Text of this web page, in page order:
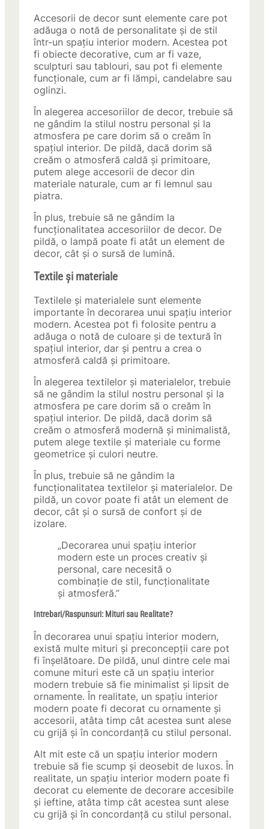
Accesorii de decor sunt elemente care pot
adăuga o notă de personalitate și de stil
într-un spațiu interior modern. Acestea pot
fi obiecte decorative, cum ar fi vaze,
sculpturi sau tablouri, sau pot fi elemente
funcționale, cum ar fi lămpi, candelabre sau
oglinzi.
În alegerea accesoriilor de decor, trebuie să
ne gândim la stilul nostru personal și la
atmosfera pe care dorim să o creăm în
spațiul interior. De pildă, dacă dorim să
creăm o atmosferă caldă și primitoare,
putem alege accesorii de decor din
materiale naturale, cum ar fi lemnul sau
piatra.
În plus, trebuie să ne gândim la
funcționalitatea accesoriilor de decor. De
pildă, o lampă poate fi atât un element de
decor, cât și o sursă de lumină.
Textile și materiale
Textilele și materialele sunt elemente
importante în decorarea unui spațiu interior
modern. Acestea pot fi folosite pentru a
adăuga o notă de culoare și de textură în
spațiul interior, dar și pentru a crea o
atmosferă caldă și primitoare.
În alegerea textilelor și materialelor, trebuie
să ne gândim la stilul nostru personal și la
atmosfera pe care dorim să o creăm în
spațiul interior. De pildă, dacă dorim să
creăm o atmosferă modernă și minimalistă,
putem alege textile și materiale cu forme
geometrice și culori neutre.
În plus, trebuie să ne gândim la
funcționalitatea textilelor și materialelor. De
pildă, un covor poate fi atât un element de
decor, cât și o sursă de confort și de
izolare.
„Decorarea unui spațiu interior
modern este un proces creativ și
personal, care necesită o
combinație de stil, funcționalitate
și atmosferă.”
Intrebari/Raspunsuri: Mituri sau Realitate?
În decorarea unui spațiu interior modern,
există multe mituri și preconcepții care pot
fi înșelătoare. De pildă, unul dintre cele mai
comune mituri este că un spațiu interior
modern trebuie să fie minimalist și lipsit de
ornamente. În realitate, un spațiu interior
modern poate fi decorat cu ornamente și
accesorii, atâta timp cât acestea sunt alese
cu grijă și în concordanță cu stilul personal.
Alt mit este că un spațiu interior modern
trebuie să fie scump și deosebit de luxos. În
realitate, un spațiu interior modern poate fi
decorat cu elemente de decorare accesibile
și ieftine, atâta timp cât acestea sunt alese
cu grijă și în concordanță cu stilul personal.